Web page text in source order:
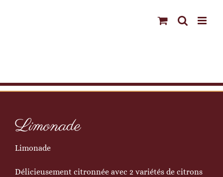
Limonade
Limonade
Délicieusement citronnée avec 2 variétés de citrons